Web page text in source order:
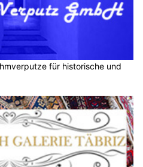
für historische und